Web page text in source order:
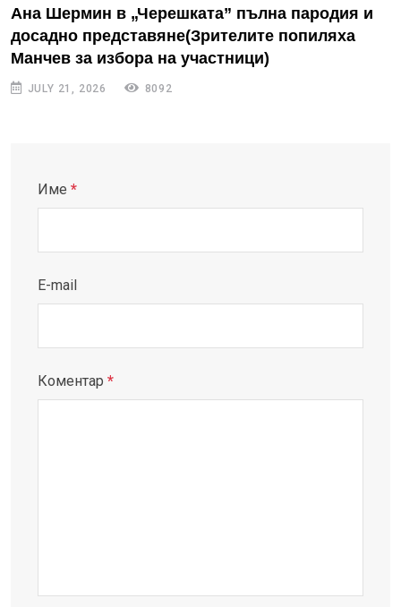
Ана Шермин в „Черешката” пълна пародия и
досадно представяне(Зрителите попиляха
Манчев за избора на участници)
JULY 21, 2026 8092
Име *
E-mail
Коментар *